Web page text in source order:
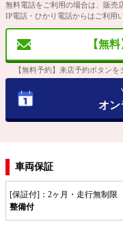
無料電話をご利用の場合は、販売
IP電話・ひかり電話からはご利用
【無
【無料予約】来店予約ボタン
オン
車両保証
[保証付]：2ヶ月・走行無制限
整備付